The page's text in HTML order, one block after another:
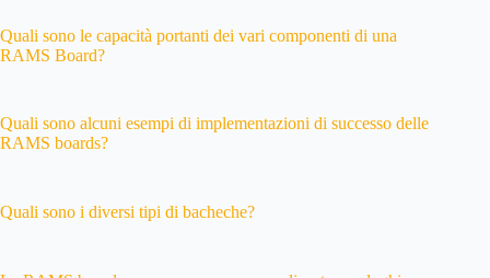
Quali sono le capacità portanti dei vari componenti di una
RAMS Board?
Quali sono alcuni esempi di implementazioni di successo delle
RAMS boards?
Quali sono i diversi tipi di bacheche?